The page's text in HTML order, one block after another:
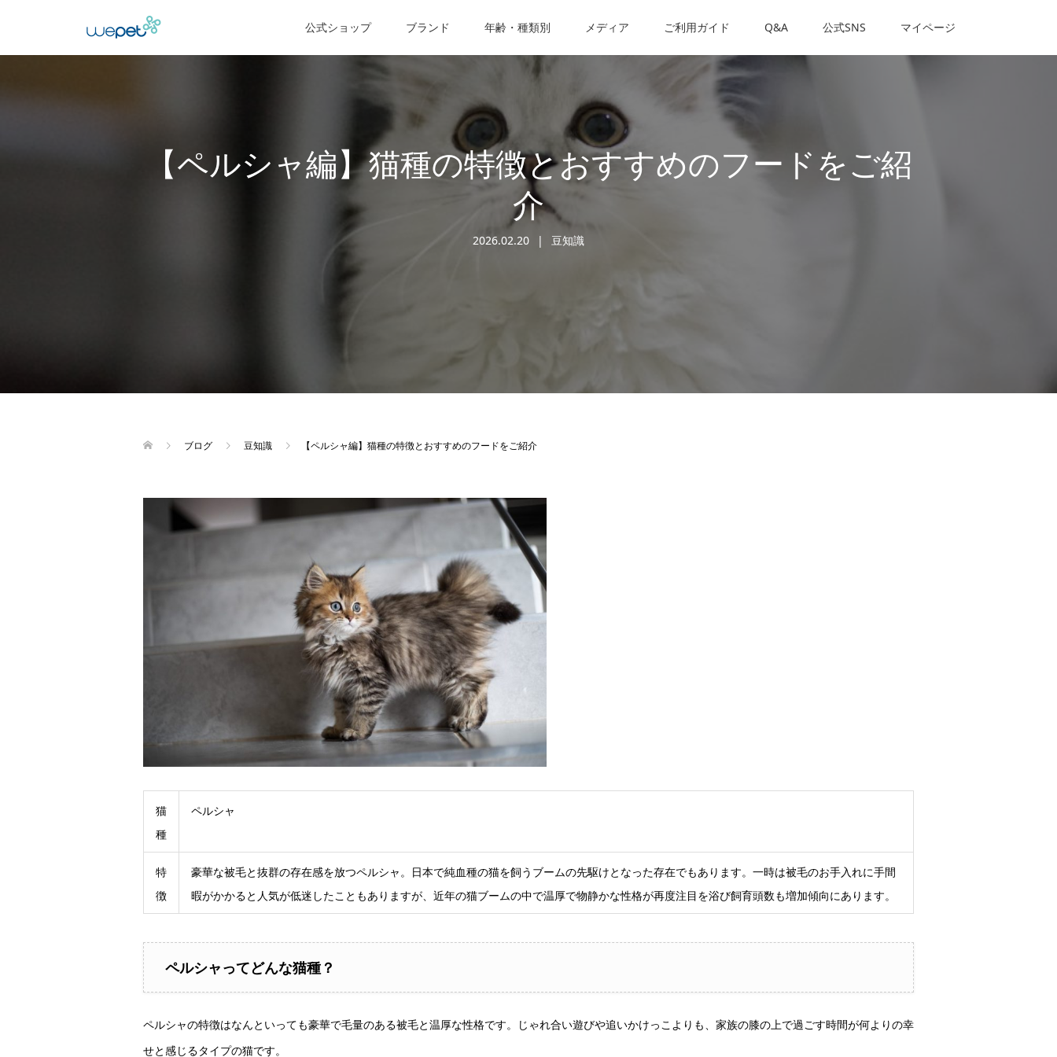
公式ショップ ブランド 年齢・種類別 メディア ご利用ガイド Q&A 公式SNS マイページ
【ペルシャ編】猫種の特徴とおすすめのフードをご紹
介
2026.02.20 豆知識
ブログ 豆知識 【ペルシャ編】猫種の特徴とおすすめのフードをご紹介
猫
種
ペルシャ
特
徴
豪華な被毛と抜群の存在感を放つペルシャ。日本で純血種の猫を飼うブームの先駆けとなった存在でもあります。一時は被毛のお手入れに手間
暇がかかると人気が低迷したこともありますが、近年の猫ブームの中で温厚で物静かな性格が再度注目を浴び飼育頭数も増加傾向にあります。
ペルシャってどんな猫種？
ペルシャの特徴はなんといっても豪華で毛量のある被毛と温厚な性格です。じゃれ合い遊びや追いかけっこよりも、家族の膝の上で過ごす時間が何よりの幸
せと感じるタイプの猫です。